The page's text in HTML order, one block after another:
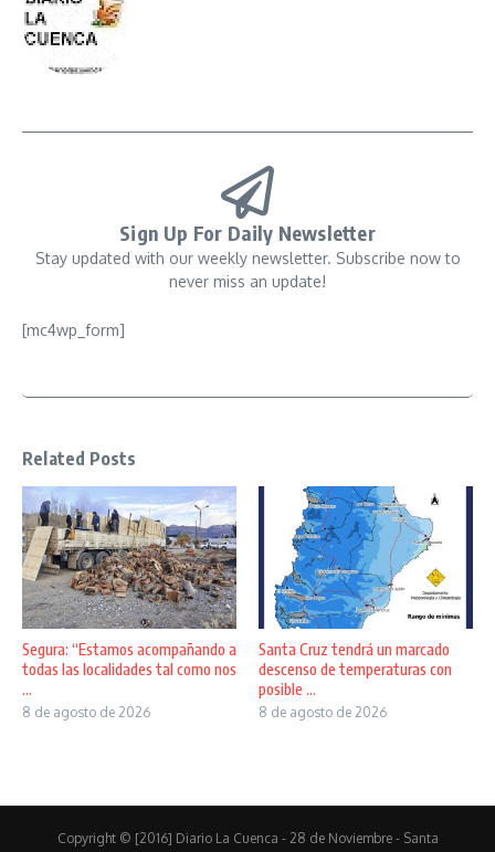
Sign Up For Daily Newsletter
Stay updated with our weekly newsletter. Subscribe now to
never miss an update!
[mc4wp_form]
Related Posts
Segura: “Estamos acompañando a
todas las localidades tal como nos
...
8 de agosto de 2026
Santa Cruz tendrá un marcado
descenso de temperaturas con
posible ...
8 de agosto de 2026
Copyright © [2016] Diario La Cuenca - 28 de Noviembre - Santa